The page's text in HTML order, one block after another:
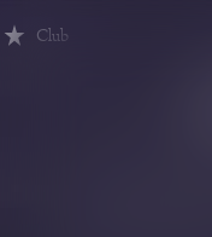
Club